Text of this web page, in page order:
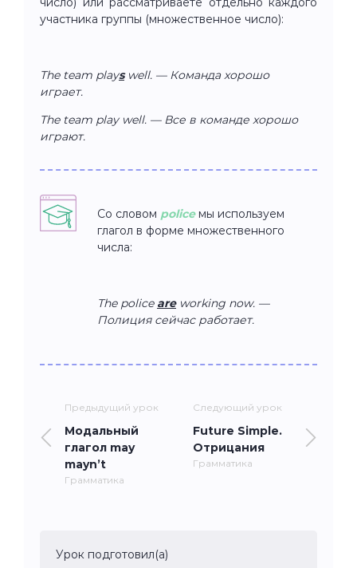
участника группы (множественное число):
The team playswell. — Команда хорошо
играет.
The team play well. — Все в команде хорошо
играют.
Со словом policeмы используем
глагол в форме множественного
числа:
The police are working now. —
Полиция сейчас работает.
Предыдущий урок
Модальный
глагол may
mayn’t
Грамматика
Следующий урок
Future Simple.
Отрицания
Грамматика
Урок подготовил(а)